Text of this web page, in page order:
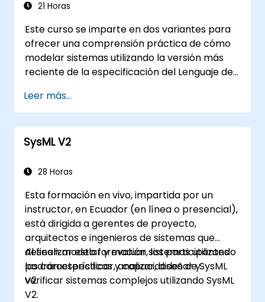
21 Horas
Este curso se imparte en dos variantes para
ofrecer una comprensión práctica de cómo
modelar sistemas utilizando la versión más
reciente de la especificación del Lenguaje de
notación y la semántica subyacente de SysML
se explican de manera que permita a los
estudiantes aplicar lo aprendido en cualquier
método o herramienta adecuada de
Leer más...
SysML V2
28 Horas
Esta formación en vivo, impartida por un
instructor, en Ecuador (en línea o presencial),
está dirigida a gerentes de proyecto,
arquitectos e ingenieros de sistemas que
deseen modelar y evaluar sistemas utilizando
las características y capacidades de SysML
V2.
Al finalizar esta formación, los participantes
podrán especificar, analizar, diseñar y
verificar sistemas complejos utilizando SysML
V2.